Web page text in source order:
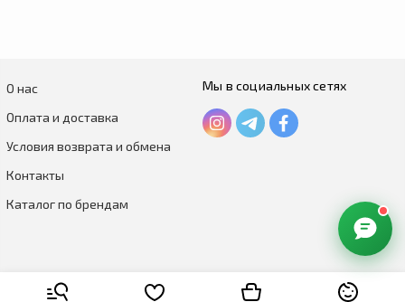
О нас
Оплата и доставка
Условия возврата и обмена
Контакты
Каталог по брендам
Мы в социальных сетях